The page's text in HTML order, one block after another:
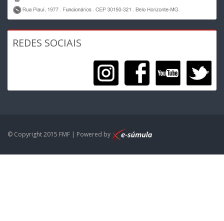
REDES SOCIAIS
© Copyright 2015 FMF | Powered by